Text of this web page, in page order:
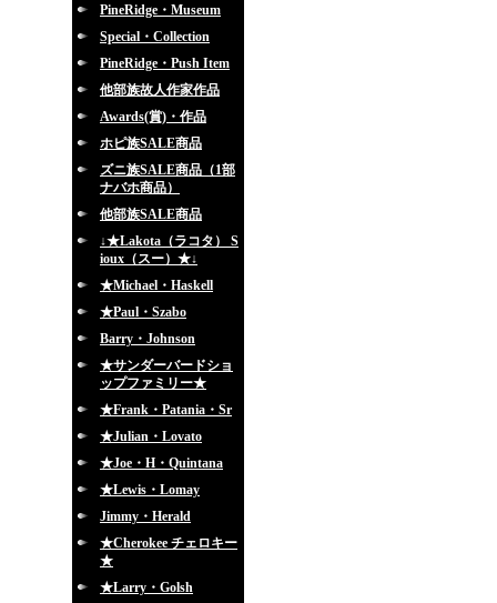
PineRidge・Museum
Special・Collection
PineRidge・Push Item
他部族故人作家作品
Awards(賞)・作品
ホピ族SALE商品
ズニ族SALE商品（1部
ナバホ商品）
他部族SALE商品
↓★Lakota（ラコタ） S
ioux（スー）★↓
★Michael・Haskell
★Paul・Szabo
Barry・Johnson
★サンダーバードショ
ップファミリー★
★Frank・Patania・Sr
★Julian・Lovato
★Joe・H・Quintana
★Lewis・Lomay
Jimmy・Herald
★Cherokee チェロキー
★
★Larry・Golsh